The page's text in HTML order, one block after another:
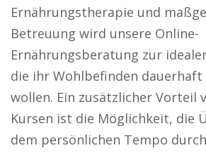
Ernährungstherapie und
Betreuung wird unsere Online-
Ernährungsberatung zur
die ihr Wohlbefinden dauerhaft
wollen. Ein zusätzlicher Vorteil
Kursen ist die Möglichkeit, die
dem persönlichen Tempo